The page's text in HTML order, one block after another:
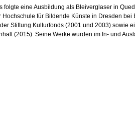
eine Ausbildung als Bleiverglaser in
für Bildende Künste in Dresden bei
Stiftung Kulturfonds (2001 und 2003) sowie
(2015). Seine Werke wurden im In- und